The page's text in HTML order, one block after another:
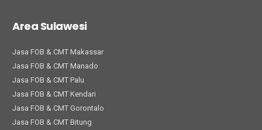
Area Sulawesi
Jasa FOB & CMT Makassar
Jasa FOB & CMT Manado
Jasa FOB & CMT Palu
Jasa FOB & CMT Kendari
Jasa FOB & CMT Gorontalo
Jasa FOB & CMT Bitung